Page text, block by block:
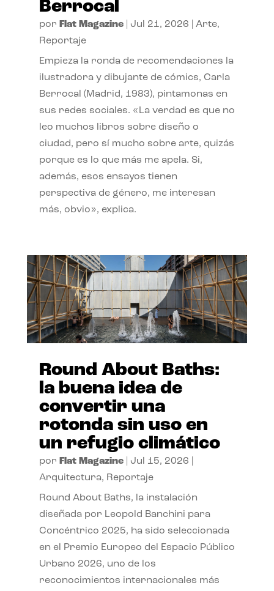
Berrocal
por Flat Magazine| Jul 21, 2026 Arte,
Reportaje
Empieza la ronda de recomendaciones la
ilustradora y dibujante de cómics, Carla
Berrocal (Madrid, 1983), pintamonas en
sus redes sociales. «La verdad es que no
leo muchos libros sobre diseño o
ciudad, pero sí mucho sobre arte, quizás
porque es lo que más me apela. Si,
además, esos ensayos tienen
perspectiva de género, me interesan
más, obvio», explica.
Round About Baths:
la buena idea de
convertir una
rotonda sin uso en
un refugio climático
por Flat Magazine| Jul 15, 2026
Arquitectura, Reportaje
Round About Baths, la instalación
diseñada por Leopold Banchini para
Concéntrico 2025, ha sido seleccionada
en el Premio Europeo del Espacio Público
Urbano 2026, uno de los
reconocimientos internacionales más